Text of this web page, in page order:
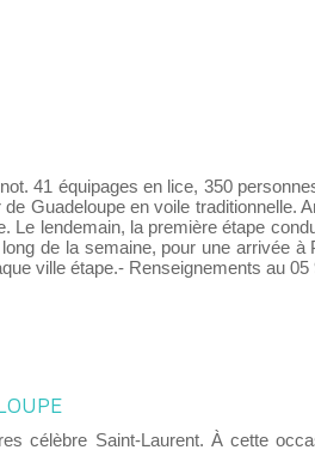
41 équipages en lice, 350
Guadeloupe en voile traditionnelle.
Le lendemain, la première étape
de la semaine, pour une arrivée
ville étape.- Renseignements au 05
célèbre Saint-Laurent. À cette